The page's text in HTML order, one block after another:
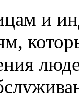
и